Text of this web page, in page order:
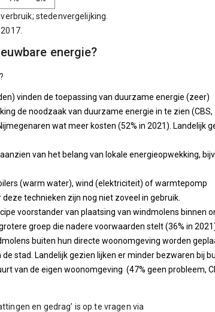
stedenvergelijking.
energie?
vinden de toepassing van duurzame energie (zeer)
de noodzaak van duurzame energie in te zien (CBS,
wat meer kosten (52% in 2021). Landelijk
van het belang van lokale energieopwekking,
(warm water), wind (elektriciteit) of warmtepomp
technieken zijn nog niet zoveel in gebruik.
voorstander van plaatsing van windmolens binnen
groep die nadere voorwaarden stelt (36% in
buiten hun directe woonomgeving worden
stad. Landelijk gezien lijken er minder bezwaren bij
van de eigen woonomgeving (47% geen probleem,
en gedrag’ is op te vragen via